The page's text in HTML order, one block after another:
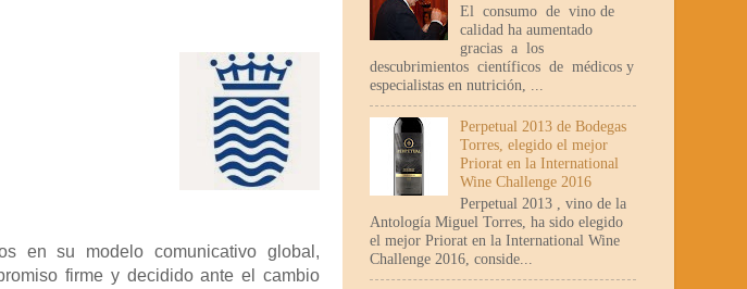
en su modelo comunicativo global,
firme y decidido ante el cambio
El consumo de vino de
calidad ha aumentado
gracias a los
descubrimientos científicos de médicos y
especialistas en nutrición, ...
Perpetual 2013 de Bodegas
Torres, elegido el mejor
Priorat en la International
Wine Challenge 2016
Perpetual 2013 , vino de la
Antología Miguel Torres, ha sido elegido
el mejor Priorat en la International Wine
Challenge 2016, conside...